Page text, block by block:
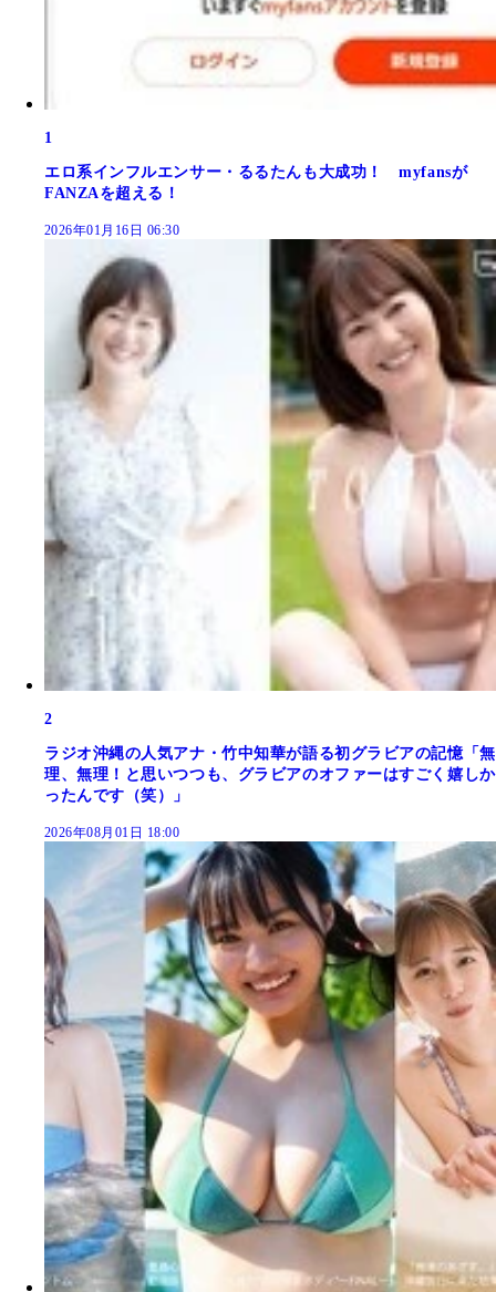
1
エロ系インフルエンサー・るるたんも大成功！ myfansが
FANZAを超える！
2026年01月16日 06:30
2
ラジオ沖縄の人気アナ・竹中知華が語る初グラビアの記憶「無
理、無理！と思いつつも、グラビアのオファーはすごく嬉しか
ったんです（笑）」
2026年08月01日 18:00